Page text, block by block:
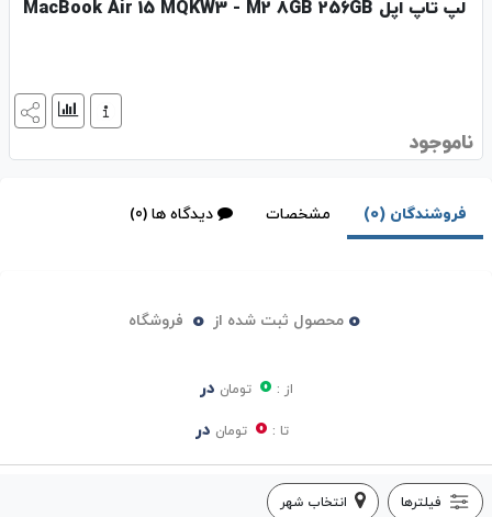
لپ تاپ اپل MacBook Air 15 MQKW3 - M2 8GB 256GB
ناموجود
فروشندگان (0) مشخصات دیدگاه ها (0)
0 محصول ثبت شده از 0 فروشگاه
از : 0 تومان در
تا : 0 تومان در
فیلترها انتخاب شهر